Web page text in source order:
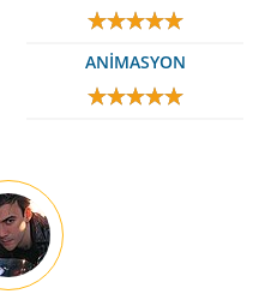
ANİMASYON